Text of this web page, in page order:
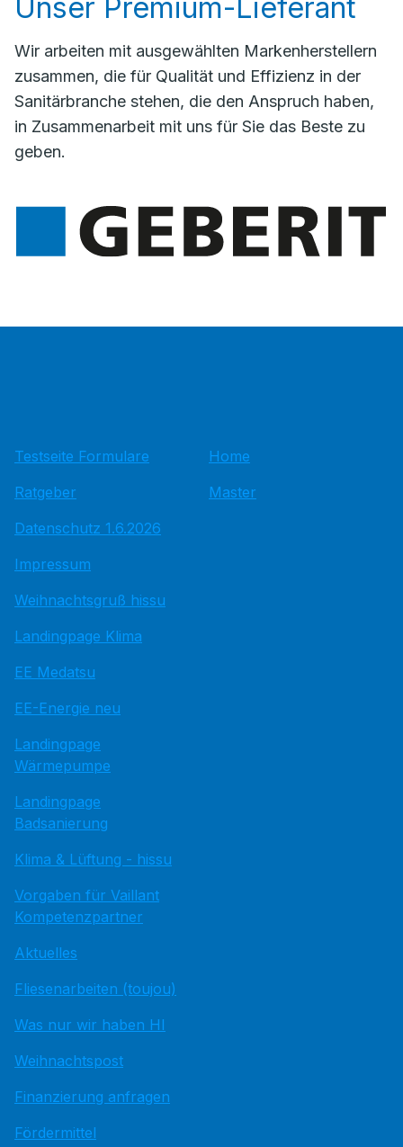
Unser Premium-Lieferant
Wir arbeiten mit ausgewählten Markenherstellern
zusammen, die für Qualität und Effizienz in der
Sanitärbranche stehen, die den Anspruch haben,
in Zusammenarbeit mit uns für Sie das Beste zu
geben.
Testseite Formulare
Ratgeber
Datenschutz 1.6.2026
Impressum
Weihnachtsgruß hissu
Landingpage Klima
EE Medatsu
EE-Energie neu
Landingpage
Wärmepumpe
Landingpage
Badsanierung
Klima & Lüftung - hissu
Vorgaben für Vaillant
Kompetenzpartner
Aktuelles
Fliesenarbeiten (toujou)
Was nur wir haben HI
Weihnachtspost
Finanzierung anfragen
Fördermittel
Home
Master